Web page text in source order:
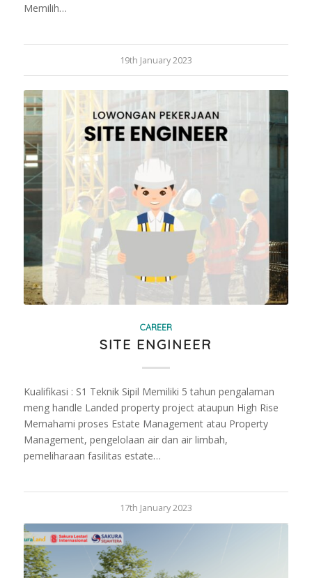
Memilih…
19th January 2023
CAREER
SITE ENGINEER
Kualifikasi : S1 Teknik Sipil Memiliki 5 tahun pengalaman
meng handle Landed property project ataupun High Rise
Memahami proses Estate Management atau Property
Management, pengelolaan air dan air limbah,
pemeliharaan fasilitas estate…
17th January 2023